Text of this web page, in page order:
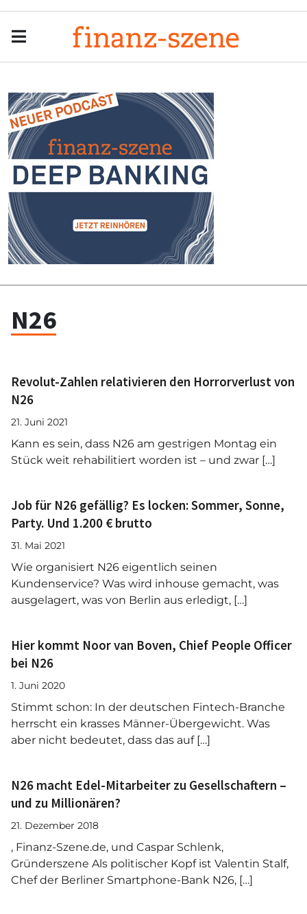
N26
Revolut-Zahlen relativieren den Horrorverlust von
N26
21. Juni 2021
Kann es sein, dass N26 am gestrigen Montag ein
Stück weit rehabilitiert worden ist – und zwar […]
Job für N26 gefällig? Es locken: Sommer, Sonne,
Party. Und 1.200 € brutto
31. Mai 2021
Wie organisiert N26 eigentlich seinen
Kundenservice? Was wird inhouse gemacht, was
ausgelagert, was von Berlin aus erledigt, […]
Hier kommt Noor van Boven, Chief People Officer
bei N26
1. Juni 2020
Stimmt schon: In der deutschen Fintech-Branche
herrscht ein krasses Männer-Übergewicht. Was
aber nicht bedeutet, dass das auf […]
N26 macht Edel-Mitarbeiter zu Gesellschaftern –
und zu Millionären?
21. Dezember 2018
, Finanz-Szene.de, und Caspar Schlenk,
Gründerszene Als politischer Kopf ist Valentin Stalf,
Chef der Berliner Smartphone-Bank N26, […]